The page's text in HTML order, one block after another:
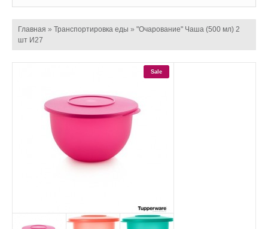
Главная » Транспортировка еды » "Очарование" Чаша (500 мл) 2
шт И27
Sale